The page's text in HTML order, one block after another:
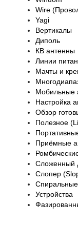
Wire
Yagi
Вертикалы
Диполь
КВ антенны
Линии
Мачты и
Мобильные
Настройка
Обзор
Полезное
Приёмные
Сложенный
Слопер
Устройства